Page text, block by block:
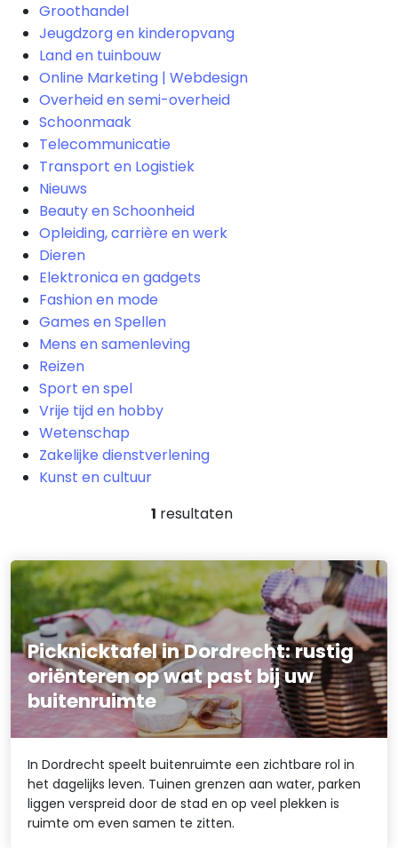
Groothandel
Jeugdzorg en kinderopvang
Land en tuinbouw
Online Marketing | Webdesign
Overheid en semi-overheid
Schoonmaak
Telecommunicatie
Transport en Logistiek
Nieuws
Beauty en Schoonheid
Opleiding, carrière en werk
Dieren
Elektronica en gadgets
Fashion en mode
Games en Spellen
Mens en samenleving
Reizen
Sport en spel
Vrije tijd en hobby
Wetenschap
Zakelijke dienstverlening
Kunst en cultuur
1 resultaten
Picknicktafel in Dordrecht: rustig
oriënteren op wat past bij uw
buitenruimte
In Dordrecht speelt buitenruimte een zichtbare rol in
het dagelijks leven. Tuinen grenzen aan water, parken
liggen verspreid door de stad en op veel plekken is
ruimte om even samen te zitten.